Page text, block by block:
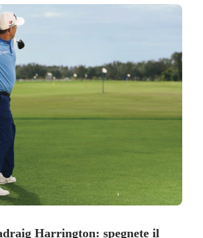
Harrington: spegnete il